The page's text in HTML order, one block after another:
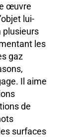
œuvre
lui-
plusieurs
les
gaz
Il aime
de
surfaces